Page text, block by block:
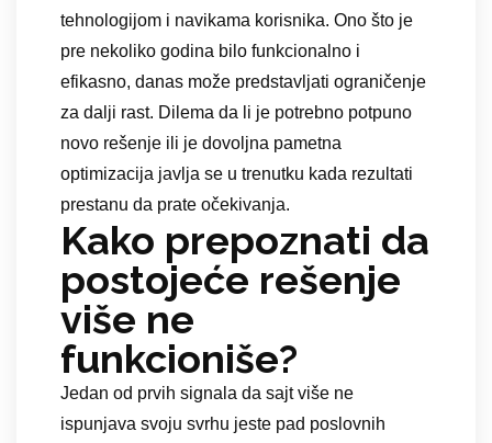
tehnologijom i navikama korisnika. Ono što je
pre nekoliko godina bilo funkcionalno i
efikasno, danas može predstavljati ograničenje
za dalji rast. Dilema da li je potrebno potpuno
novo rešenje ili je dovoljna pametna
optimizacija javlja se u trenutku kada rezultati
prestanu da prate očekivanja.
Kako prepoznati da
postojeće rešenje
više ne
funkcioniše?
Jedan od prvih signala da sajt više ne
ispunjava svoju svrhu jeste pad poslovnih